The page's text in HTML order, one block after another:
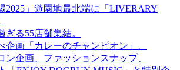
2025」遊園地最北端に「LIVERARY
る55店舗集結。
企画「カレーのチャンピオン」、
ン企画、ファッションスナップ、